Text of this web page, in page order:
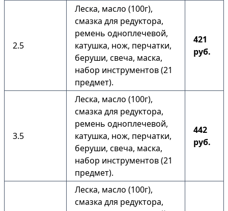
2.5
Леска, масло (100г),
смазка для редуктора,
ремень одноплечевой,
катушка, нож, перчатки,
беруши, свеча, маска,
набор инструментов (21
предмет).
421
руб.
3.5
Леска, масло (100г),
смазка для редуктора,
ремень одноплечевой,
катушка, нож, перчатки,
беруши, свеча, маска,
набор инструментов (21
предмет).
442
руб.
Леска, масло (100г),
смазка для редуктора,